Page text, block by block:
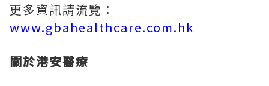
更多資訊請流覽：
www.gbahealthcare.com.hk
關於港安醫療